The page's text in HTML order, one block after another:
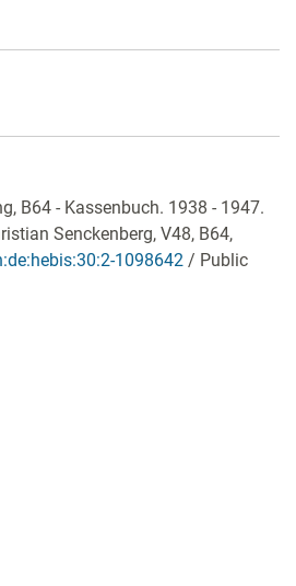
B64 - Kassenbuch. 1938 - 1947.
Senckenberg, V48, B64,
1098642 / Public